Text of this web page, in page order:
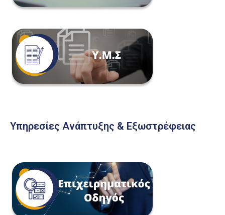
Υπηρεσίες Ανάπτυξης & Εξωστρέφειας